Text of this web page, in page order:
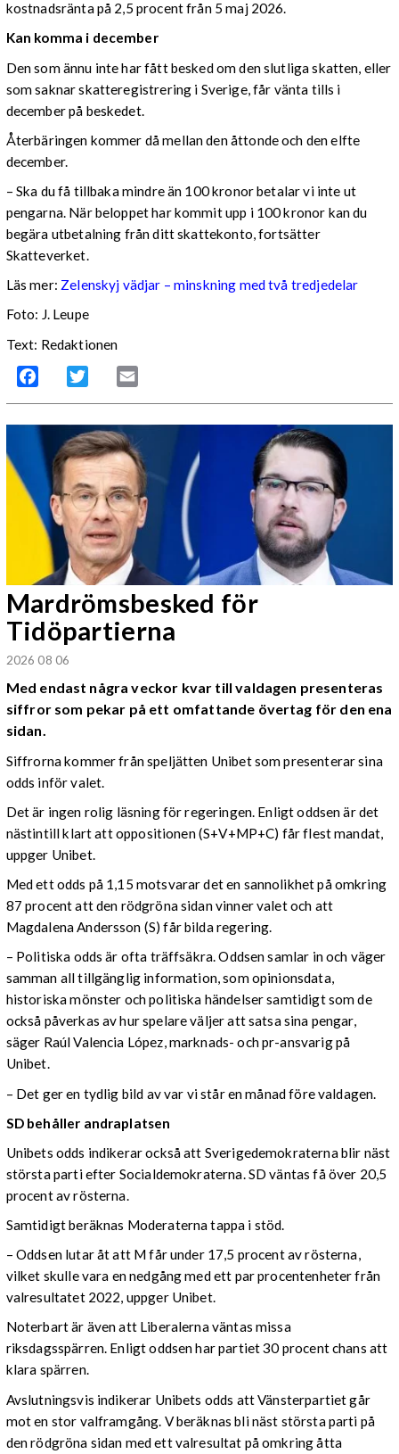
kostnadsränta på 2,5 procent från 5 maj 2026.
Kan komma i december
Den som ännu inte har fått besked om den slutliga skatten, eller
som saknar skatteregistrering i Sverige, får vänta tills i
december på beskedet.
Återbäringen kommer då mellan den åttonde och den elfte
december.
– Ska du få tillbaka mindre än 100 kronor betalar vi inte ut
pengarna. När beloppet har kommit upp i 100 kronor kan du
begära utbetalning från ditt skattekonto, fortsätter
Skatteverket.
Läs mer: Zelenskyj vädjar – minskning med två tredjedelar
Foto: J. Leupe
Text: Redaktionen
Facebook Twitter
Mardrömsbesked för
Tidöpartierna
2026 08 06
Med endast några veckor kvar till valdagen presenteras
siffror som pekar på ett omfattande övertag för den ena
sidan.
Siffrorna kommer från speljätten Unibet som presenterar sina
odds inför valet.
Det är ingen rolig läsning för regeringen. Enligt oddsen är det
nästintill klart att oppositionen (S+V+MP+C) får flest mandat,
uppger Unibet.
Med ett odds på 1,15 motsvarar det en sannolikhet på omkring
87 procent att den rödgröna sidan vinner valet och att
Magdalena Andersson (S) får bilda regering.
– Politiska odds är ofta träffsäkra. Oddsen samlar in och väger
samman all tillgänglig information, som opinionsdata,
historiska mönster och politiska händelser samtidigt som de
också påverkas av hur spelare väljer att satsa sina pengar,
säger Raúl Valencia López, marknads- och pr-ansvarig på
Unibet.
– Det ger en tydlig bild av var vi står en månad före valdagen.
SD behåller andraplatsen
Unibets odds indikerar också att Sverigedemokraterna blir näst
största parti efter Socialdemokraterna. SD väntas få över 20,5
procent av rösterna.
Samtidigt beräknas Moderaterna tappa i stöd.
– Oddsen lutar åt att M får under 17,5 procent av rösterna,
vilket skulle vara en nedgång med ett par procentenheter från
valresultatet 2022, uppger Unibet.
Noterbart är även att Liberalerna väntas missa
riksdagsspärren. Enligt oddsen har partiet 30 procent chans att
klara spärren.
Avslutningsvis indikerar Unibets odds att Vänsterpartiet går
mot en stor valframgång. V beräknas bli näst största parti på
den rödgröna sidan med ett valresultat på omkring åtta